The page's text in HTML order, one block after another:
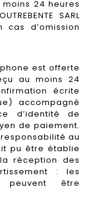
24 heures
SARL
d’omission
est offerte
au moins 24
écrite
accompagné
d’identité de
de paiement.
responsabilité au
pu être établie
réception des
: les
peuvent être